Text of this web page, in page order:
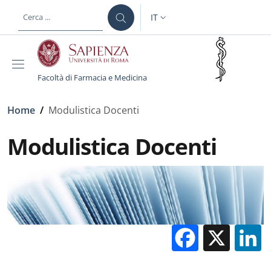
al contenuto principale
SELETTORE LINGUA:
IT
Facoltà di Farmacia e Medicina
Briciole di pane
Home / Modulistica Docenti
Modulistica Docenti
X